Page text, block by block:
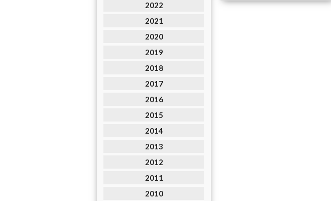
2022
2021
2020
2019
2018
2017
2016
2015
2014
2013
2012
2011
2010